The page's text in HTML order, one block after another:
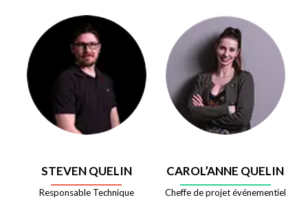
STEVEN QUELIN
Responsable Technique
CAROL’ANNE QUELIN
Cheffe de projet événementiel